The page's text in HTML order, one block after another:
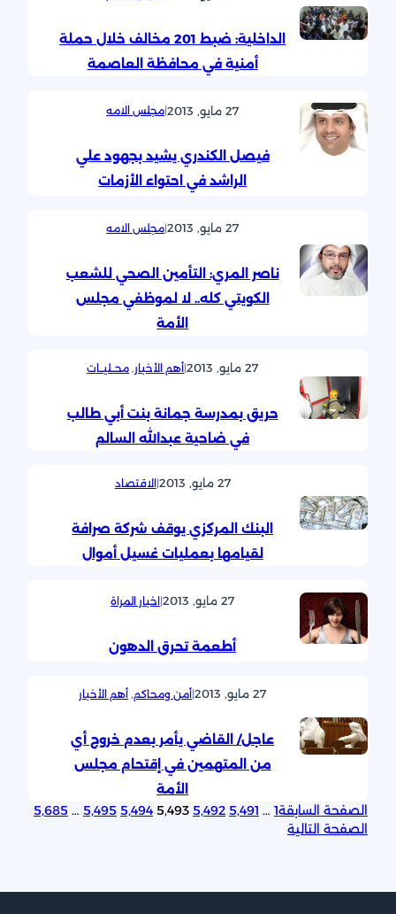
الداخلية: ضبط 201 مخالف خلال حملة
أمنية في محافظة العاصمة
27 مايو, 2013 |مجلس الامه
فيصل الكندري يشيد بجهود علي
الراشد في احتواء الأزمات
27 مايو, 2013 |مجلس الامه
ناصر المري: التأمين الصحي للشعب
الكويتي كله.. لا لموظفي مجلس
الأمة
27 مايو, 2013 |أهم الأخبار, محــليــات
حريق بمدرسة جمانة بنت أبي طالب
في ضاحية عبدالله السالم
27 مايو, 2013 |الاقتصاد
البنك المركزي يوقف شركة صرافة
لقيامها بعمليات غسيل أموال
27 مايو, 2013 |اخبار المراة
أطعمة تحرق الدهون
27 مايو, 2013 |أمن ومحاكم, أهم الأخبار
عاجل/ القاضي يأمر بعدم خروج أي
من المتهمين في إقتحام مجلس
الأمة
الصفحة السابقة1
… 5٬491 5٬492 5٬493 5٬494 5٬495 … 5٬685
الصفحة التالية